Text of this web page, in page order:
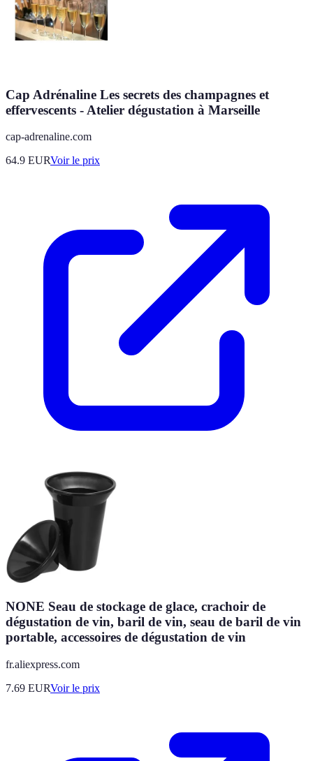
Cap Adrénaline Les secrets des champagnes et
effervescents - Atelier dégustation à Marseille
cap-adrenaline.com
64.9 EURVoir le prix
NONE Seau de stockage de glace, crachoir de
dégustation de vin, baril de vin, seau de baril de vin
portable, accessoires de dégustation de vin
fr.aliexpress.com
7.69 EURVoir le prix